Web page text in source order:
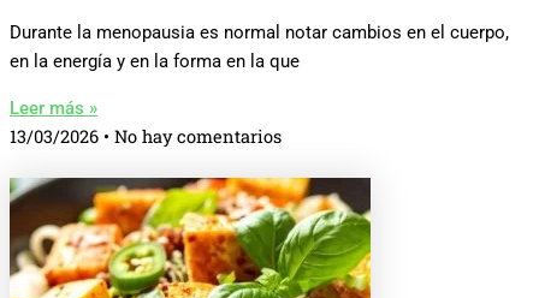
Durante la menopausia es normal notar cambios en el cuerpo,
en la energía y en la forma en la que
Leer más »
13/03/2026 No hay comentarios